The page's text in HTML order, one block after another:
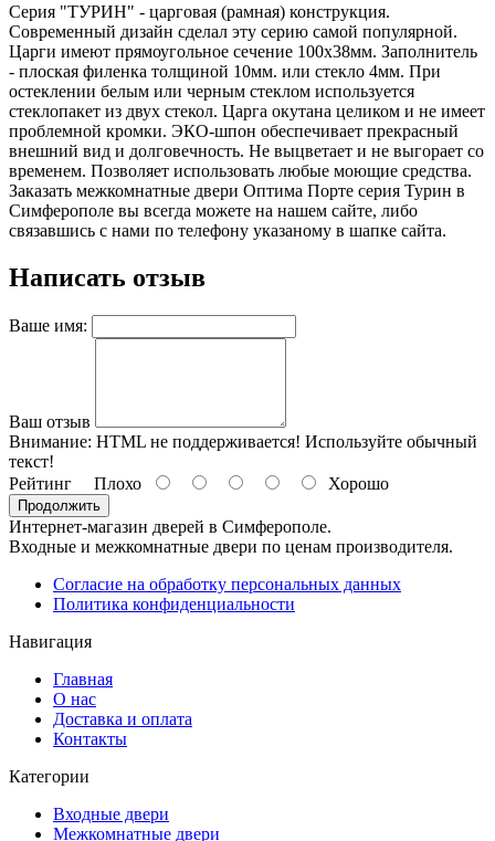
Серия "ТУРИН" - царговая (рамная) конструкция.
Современный дизайн сделал эту серию самой популярной.
Царги имеют прямоугольное сечение 100х38мм. Заполнитель
- плоская филенка толщиной 10мм. или стекло 4мм. При
остеклении белым или черным стеклом используется
стеклопакет из двух стекол. Царга окутана целиком и не имеет
проблемной кромки. ЭКО-шпон обеспечивает прекрасный
внешний вид и долговечность. Не выцветает и не выгорает со
временем. Позволяет использовать любые моющие средства.
Заказать межкомнатные двери Оптима Порте серия Турин в
Симферополе вы всегда можете на нашем сайте, либо
связавшись с нами по телефону указаному в шапке сайта.
Написать отзыв
Ваше имя:
Ваш отзыв
Внимание: HTML не поддерживается! Используйте обычный
текст!
Рейтинг Плохо Хорошо
Продолжить
Интернет-магазин дверей в Симферополе.
Входные и межкомнатные двери по ценам производителя.
Согласие на обработку персональных данных
Политика конфиденциальности
Навигация
Главная
О нас
Доставка и оплата
Контакты
Категории
Входные двери
Межкомнатные двери